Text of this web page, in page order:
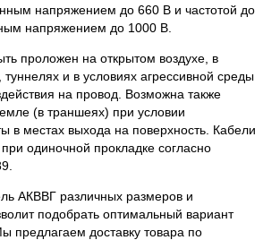
напряжением до 660 В и частотой до
напряжением до 1000 В.
проложен на открытом воздухе, в
и в условиях агрессивной среды
на провод. Возможна также
(в траншеях) при условии
в местах выхода на поверхность. Кабели
одиночной прокладке согласно
АКВВГ различных размеров и
подобрать оптимальный вариант
предлагаем доставку товара по